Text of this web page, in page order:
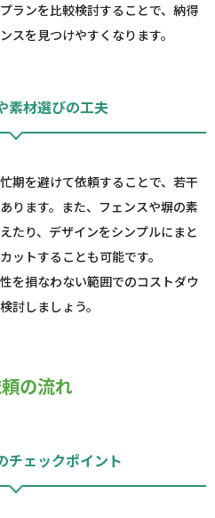
ランを比較検討することで、納得
スを見つけやすくなります。
材選びの工夫
期を避けて依頼することで、若干
ります。また、フェンスや塀の素
たり、デザインをシンプルにまと
ットすることも可能です。
を損なわない範囲でのコストダウ
討しましょう。
の流れ
ェックポイント